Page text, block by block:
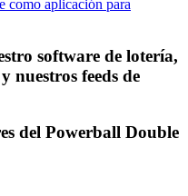
como aplicación para
software de lotería,
nuestros feeds de
del Powerball Double